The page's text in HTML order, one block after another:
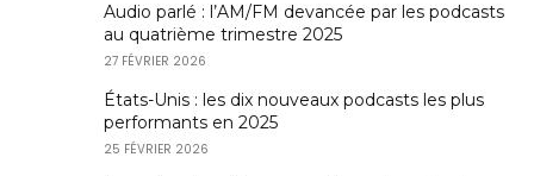
Audio parlé : l’AM/FM devancée par les podcasts
au quatrième trimestre 2025
27 FÉVRIER 2026
États-Unis : les dix nouveaux podcasts les plus
performants en 2025
25 FÉVRIER 2026